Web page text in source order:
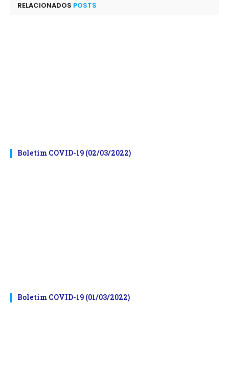
RELACIONADOS POSTS
Boletim COVID-19 (02/03/2022)
Boletim COVID-19 (01/03/2022)